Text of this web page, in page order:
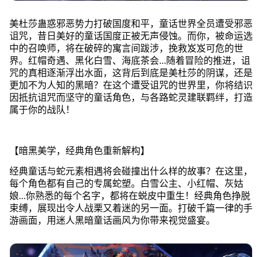
美杜莎蛊惑邪恶势力打破国度和平，童话世界全员遭受邪恶
诅咒，昔日美好的童话国度正被无声侵蚀。而你，被命运选
中的召唤师，将在破碎的寓言间跋涉，挽救岌岌可危的世
界。红帽奇遇、黑化白雪、海底茶会...随着冒险的推进，诅
咒的真相逐渐浮出水面，这背后到底是美杜莎的阴谋，还是
更加不为人知的黑暗？在这个遭受诅咒的世界里，你将结识
因抵抗诅咒而坚守的童话角色，与各路蛇灵建联羁绊，打造
属于你的战队！
【暗黑美学，经典角色重新解构】
经典童话与蛇元素相遇将会碰撞出什么样的故事？在这里，
每个角色都有自己的专属蛇塑。白雪公主、小红帽、灰姑
娘...你熟悉的每个名字，都将在蜕皮中重生！经典角色挣脱
束缚，展现出令人战栗又着迷的另一面。打破千篇一律的手
游画面，用迷人黑暗童话画风为你带来视觉盛宴。